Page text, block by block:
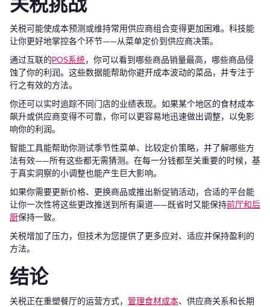
关税挑战
关税可能使成本预测或维持常用供应商组合变得更加困难。科技能
让你更好地掌控各个环节——从菜单定价到供应商决策。
通过互联的POS系统，你可以看到哪些商品销量最高，哪些商品侵
蚀了你的利润。这些数据能帮助你避开成本波动的菜品，并专注于
行之有效的方法。
你还可以实时追踪不同门店的业绩表现。如果某个地区的食材成本
飙升或供应商变得不可靠，你可以更容易地迅速做出调整，以免影
响你的利润。
智能工具能帮助你测试季节性菜单、比较定价策略，并了解哪些方
法有效——所有这些都无需猜测。在每一分钱都至关重要的时候，基
于真实洞察的小调整也能产生巨大影响。
如果你需要更新价格、更换商品或推出新促销活动，合适的平台能
让你一次性将这些更改推送到所有渠道——既省时又能保持前厅和后
厨保持一致。
关税增加了压力，但技术为您提供了更多应对、适应并保持盈利的
方法。
结论
关税正在重塑餐厅的运营方式， 管理食材成本、供应商关系和长期